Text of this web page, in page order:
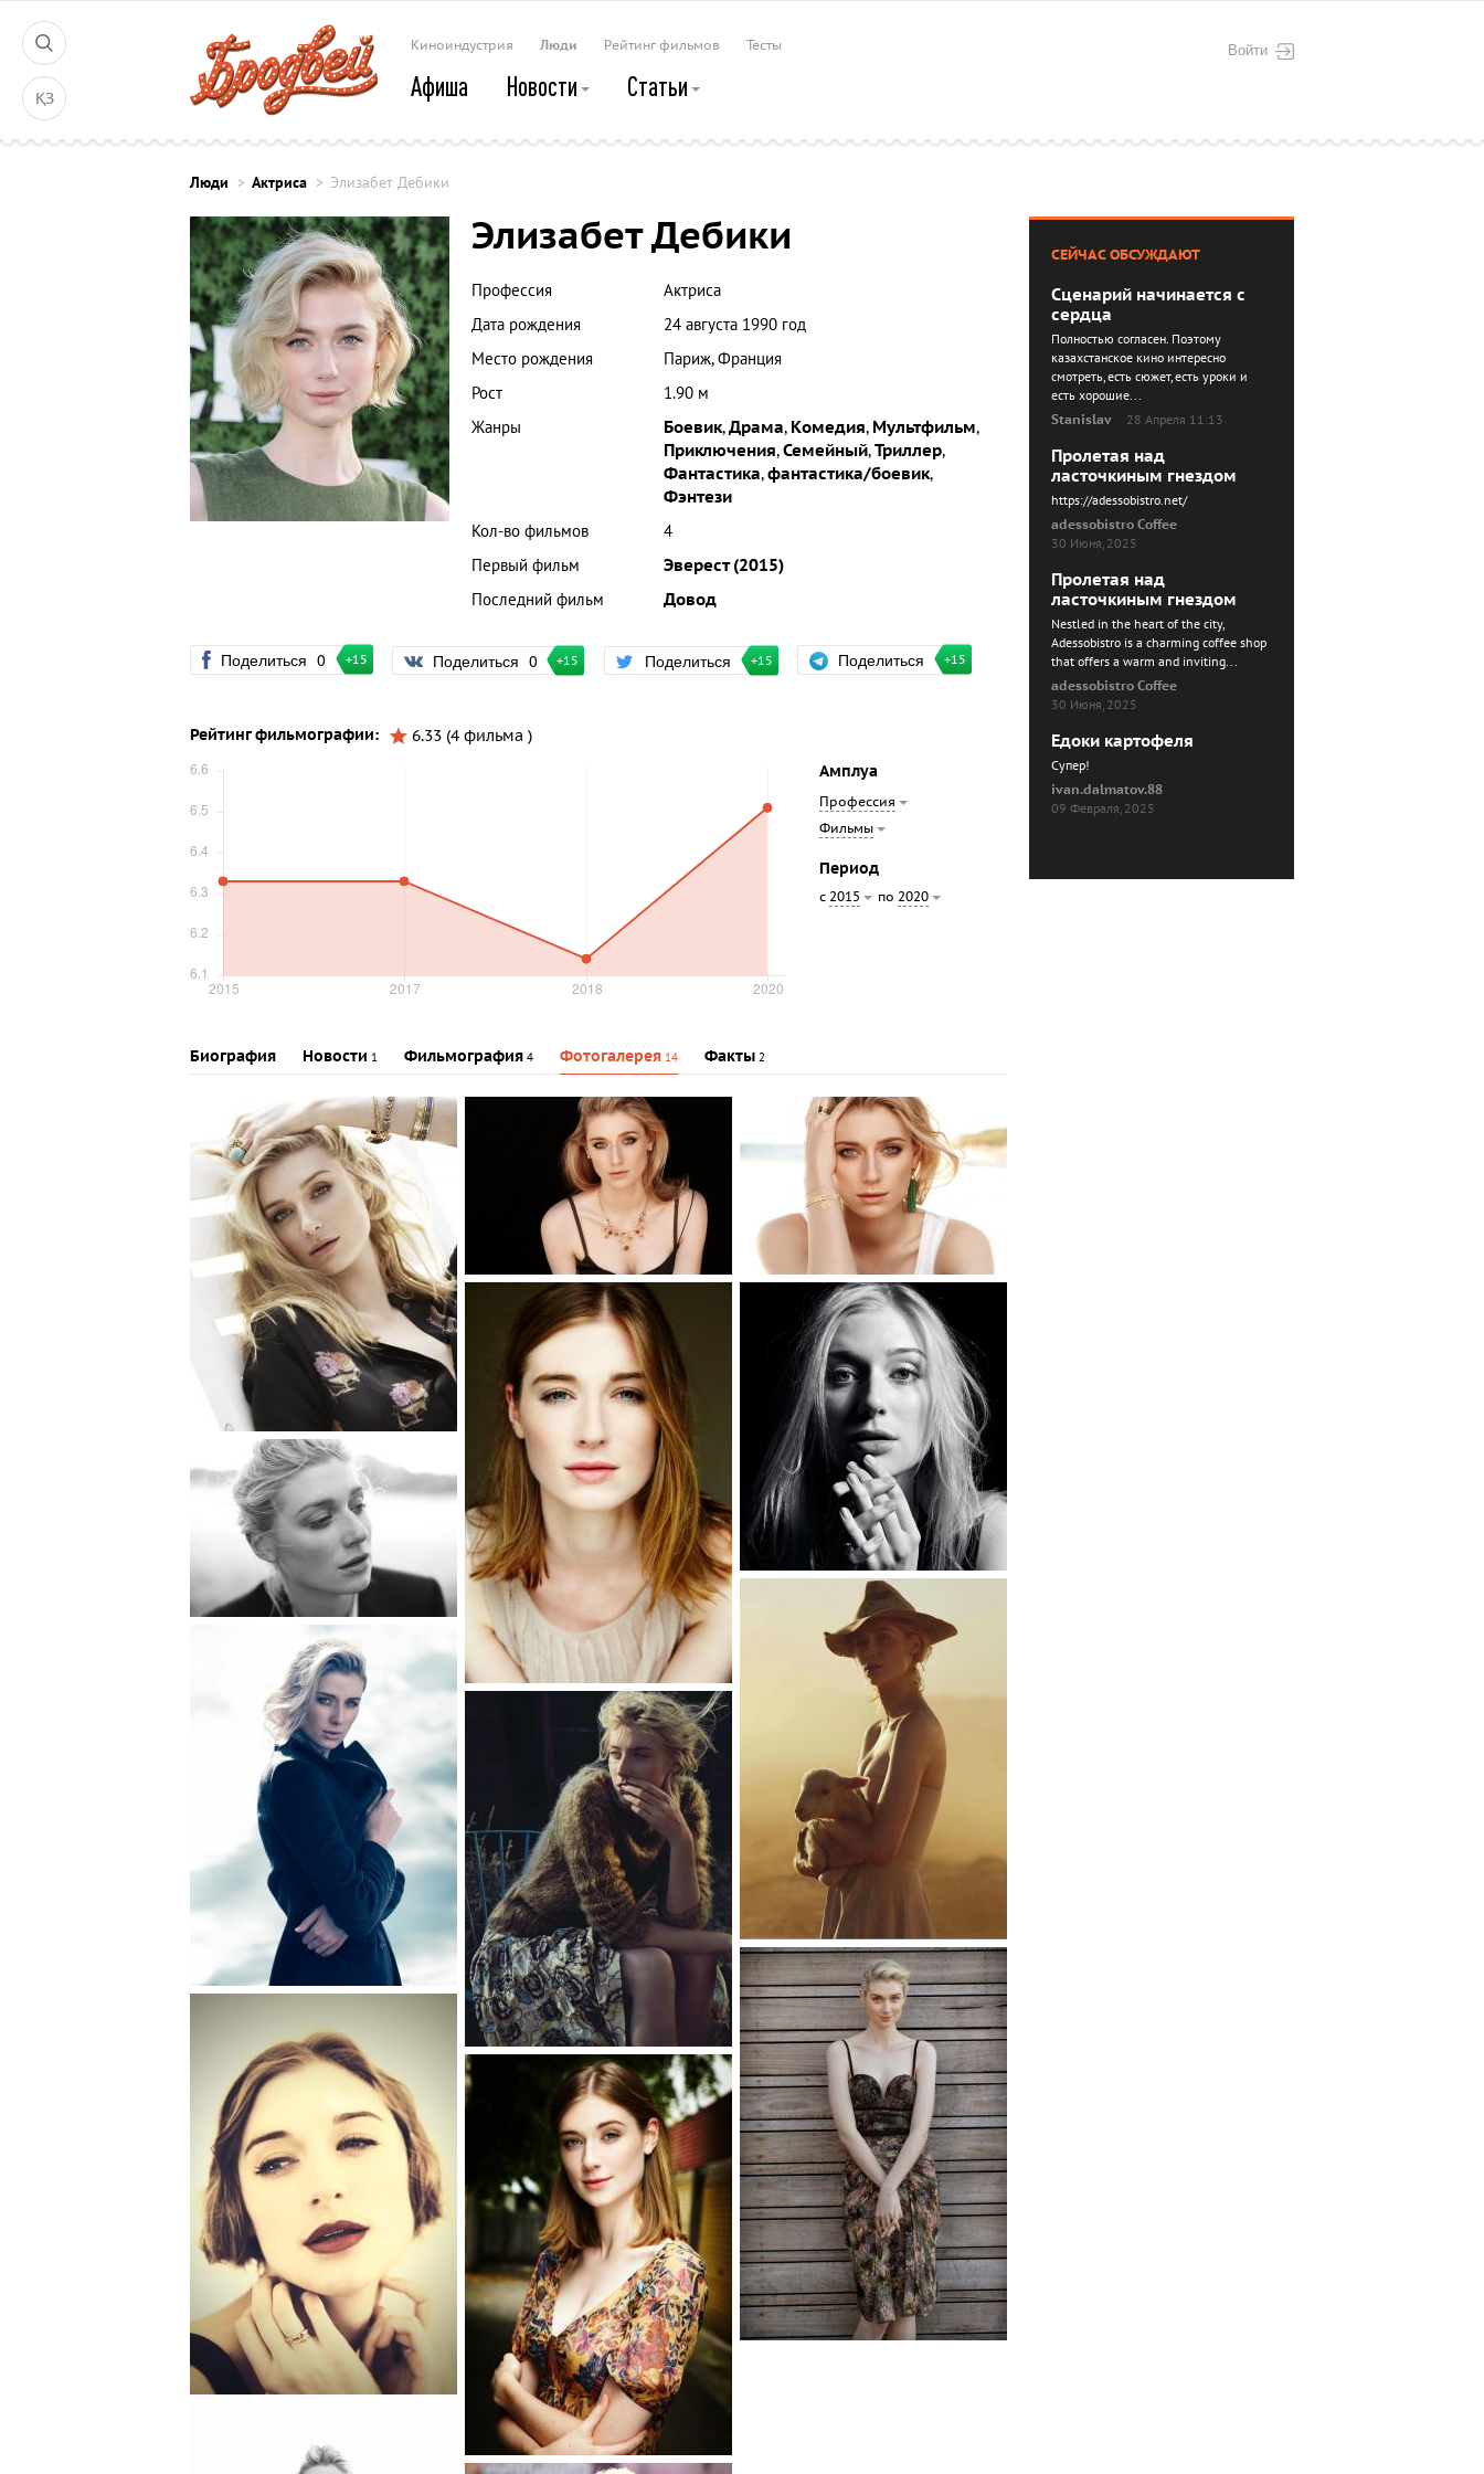
ҚЗ
Войти
Киноиндустрия Люди Рейтинг фильмов Тесты
Афиша Новости Статьи
Люди Актриса Элизабет Дебики
Элизабет Дебики
Профессия
Актриса
Дата рождения
24 августа 1990 год
Место рождения
Париж, Франция
Рост
1.90 м
Жанры
Боевик,Драма, Комедия, Мультфильм,
Приключения,Семейный,Триллер,
Фантастика,фантастика/боевик,
Фэнтези
Кол-во фильмов
4
Первый фильм
Эверест (2015)
Последний фильм
Довод
Поделиться 0 +15 Поделиться 0 +15 Поделиться +15 Поделиться +15
Рейтинг фильмографии:
6.33 (4 фильма )
Амплуа
Профессия
Фильмы
Период
с 2015 по 2020
Биография Новости 1 Фильмография 4 Фотогалерея 14 Факты 2
СЕЙЧАС ОБСУЖДАЮТ
Сценарий начинается с
сердца
Полностью согласен. Поэтому
казахстанское кино интересно
смотреть, есть сюжет, есть уроки и
есть хорошие...
Stanislav
28 Апреля 11:13
Пролетая над
ласточкиным гнездом
https://adessobistro.net/
adessobistro Coffee
30 Июня, 2025
Пролетая над
ласточкиным гнездом
Nestled in the heart of the city,
Adessobistro is a charming coffee shop
that offers a warm and inviting...
adessobistro Coffee
30 Июня, 2025
Едоки картофеля
Cупер!
ivan.dalmatov.88
09 Февраля, 2025